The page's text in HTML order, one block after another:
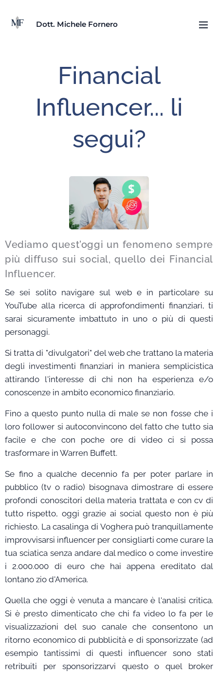
Dott. Michele Fornero
Financial
Influencer... li
segui?
Vediamo quest'oggi un fenomeno sempre
più diffuso sui social, quello dei Financial
Influencer.
Se sei solito navigare sul web e in particolare su
YouTube alla ricerca di approfondimenti finanziari, ti
sarai sicuramente imbattuto in uno o più di questi
personaggi.
Si tratta di "divulgatori" del web che trattano la materia
degli investimenti finanziari in maniera semplicistica
attirando l'interesse di chi non ha esperienza e/o
conoscenze in ambito economico finanziario.
Fino a questo punto nulla di male se non fosse che i
loro follower si autoconvincono del fatto che tutto sia
facile e che con poche ore di video ci si possa
trasformare in Warren Buffett.
Se fino a qualche decennio fa per poter parlare in
pubblico (tv o radio) bisognava dimostrare di essere
profondi conoscitori della materia trattata e con cv di
tutto rispetto, oggi grazie ai social questo non è più
richiesto. La casalinga di Voghera può tranquillamente
improvvisarsi influencer per consigliarti come curare la
tua sciatica senza andare dal medico o come investire
i 2.000.000 di euro che hai appena ereditato dal
lontano zio d'America.
Quella che oggi è venuta a mancare è l'analisi critica.
Si è presto dimenticato che chi fa video lo fa per le
visualizzazioni del suo canale che consentono un
ritorno economico di pubblicità e di sponsorizzate (ad
esempio tantissimi di questi influencer sono stati
retribuiti per sponsorizzarvi questo o quel broker